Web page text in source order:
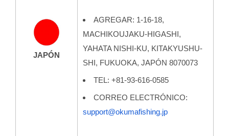
JAPÓN
AGREGAR: 1-16-18,
MACHIKOUJAKU-HIGASHI,
YAHATA NISHI-KU, KITAKYUSHU-
SHI, FUKUOKA, JAPÓN 8070073
TEL: +81-93-616-0585
CORREO ELECTRÓNICO:
support@okumafishing.jp